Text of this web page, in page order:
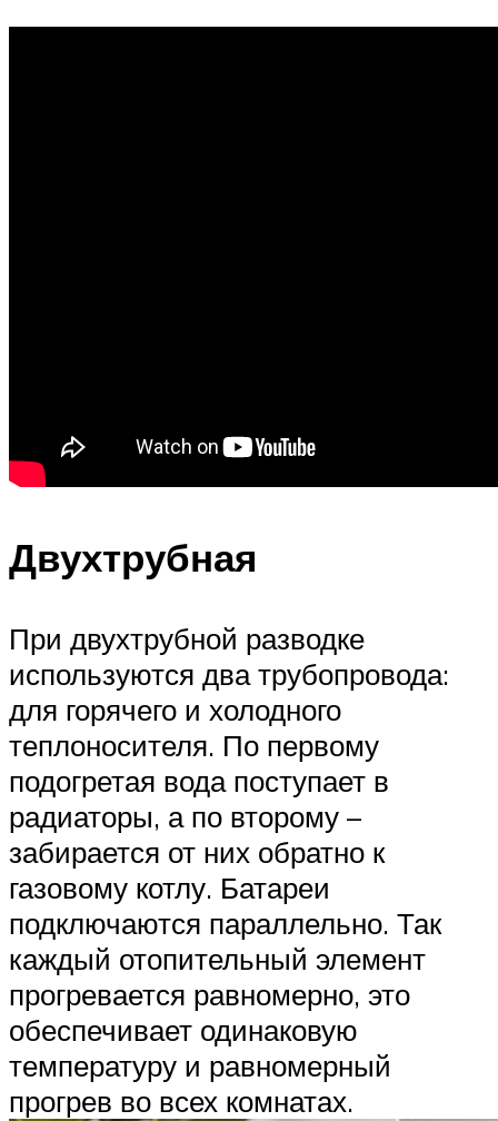
Двухтрубная
При двухтрубной разводке
используются два трубопровода:
для горячего и холодного
теплоносителя. По первому
подогретая вода поступает в
радиаторы, а по второму –
забирается от них обратно к
газовому котлу. Батареи
подключаются параллельно. Так
каждый отопительный элемент
прогревается равномерно, это
обеспечивает одинаковую
температуру и равномерный
прогрев во всех комнатах.